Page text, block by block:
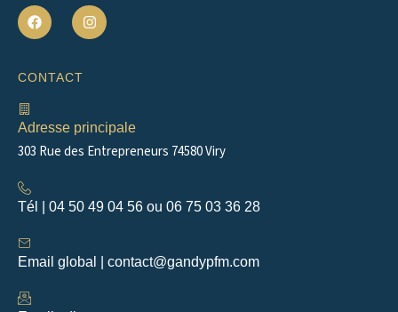
F
a
c
b
o
I
n
s
m
CONTACT
Adresse principale
303 Rue des Entrepreneurs 74580 Viry
Tél | 04 50 49 04 56 ou 06 75 03 36 28
Email global | contact@gandypfm.com